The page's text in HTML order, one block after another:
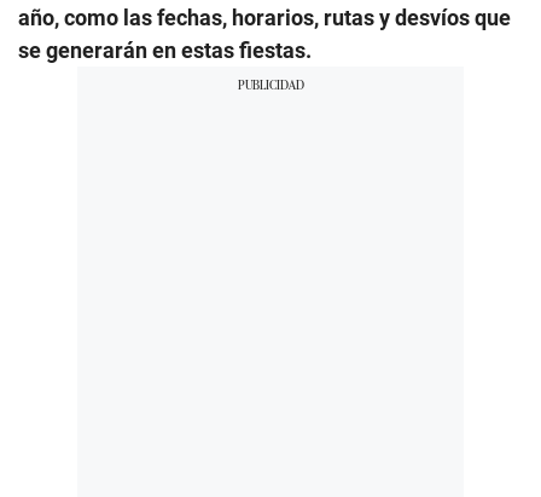
año, como las fechas, horarios, rutas y desvíos que
se generarán en estas fiestas.